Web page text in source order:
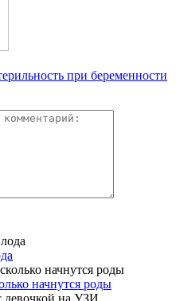
при беременности
начнутся роды